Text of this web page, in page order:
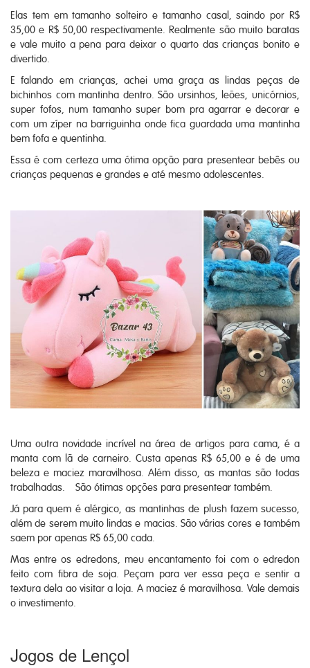
Elas tem em tamanho solteiro e tamanho casal, saindo por R$
35,00 e R$ 50,00 respectivamente. Realmente são muito baratas
e vale muito a pena para deixar o quarto das crianças bonito e
divertido.
E falando em crianças, achei uma graça as lindas peças de
bichinhos com mantinha dentro. São ursinhos, leões, unicórnios,
super fofos, num tamanho super bom pra agarrar e decorar e
com um zíper na barriguinha onde fica guardada uma mantinha
bem fofa e quentinha.
Essa é com certeza uma ótima opção para presentear bebês ou
crianças pequenas e grandes e até mesmo adolescentes.
Uma outra novidade incrível na área de artigos para cama, é a
manta com lã de carneiro. Custa apenas R$ 65,00 e é de uma
beleza e maciez maravilhosa. Além disso, as mantas são todas
trabalhadas. São ótimas opções para presentear também.
Já para quem é alérgico, as mantinhas de plush fazem sucesso,
além de serem muito lindas e macias. São várias cores e também
saem por apenas R$ 65,00 cada.
Mas entre os edredons, meu encantamento foi com o edredon
feito com fibra de soja. Peçam para ver essa peça e sentir a
textura dela ao visitar a loja. A maciez é maravilhosa. Vale demais
o investimento.
Jogos de Lençol